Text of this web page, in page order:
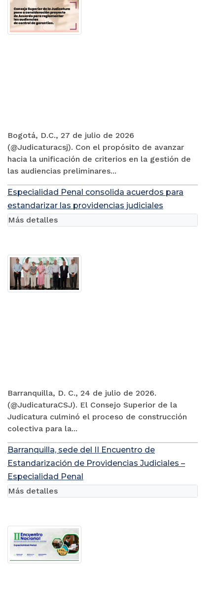
Bogotá, D.C., 27 de julio de 2026
(@Judicaturacsj). Con el propósito de avanzar
hacia la unificación de criterios en la gestión de
las audiencias preliminares...
Especialidad Penal consolida acuerdos para
estandarizar las providencias judiciales
Barranquilla, D. C., 24 de julio de 2026.
(@JudicaturaCSJ). El Consejo Superior de la
Judicatura culminó el proceso de construcción
colectiva para la...
Más detalles
Barranquilla, sede del II Encuentro de
Estandarización de Providencias Judiciales –
Especialidad Penal
Más detalles